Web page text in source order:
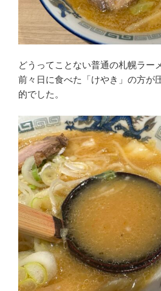
どうってことない普通の札幌ラー
前々日に食べた「けやき」の方が
的でした。